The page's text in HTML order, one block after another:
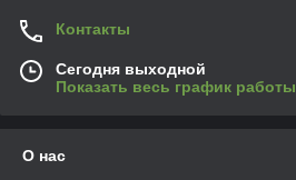
Контакты
Сегодня выходной
Показать весь график работы
О нас